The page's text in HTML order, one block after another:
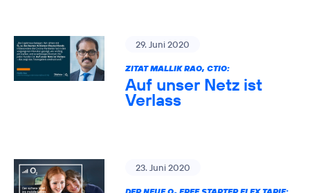
29. Juni 2020
ZITAT MALLIK RAO, CTIO:
Auf unser Netz ist
Verlass
23. Juni 2020